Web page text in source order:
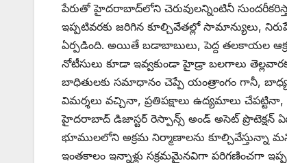
పేరుతో హైదరాబాద్‌లోని చెరువులన్నింటినీ
ఇప్పటివరకు జరిగిన కూల్చివేతల్లో సామాన్యులు,
ఏర్పడింది. అయితే బడాబాబులు, పెద్ద తలకాయల
నోటీసులు కూడా ఇవ్వకుండా హైడ్రా బలగాలు
బాధితులకు సమాధానం చెప్పే యంత్రాంగం గానీ,
విమర్శలు వచ్చినా, ప్రతిపక్షాలు ఉద్యమాలు చేపట్టినా,
హైదరాబాద్‌ ‌డిజాస్టర్‌ ‌రెస్పాన్స్ అం‌డ్‌ అసెట్‌ ‌ప్రొటెక్షన్‌
భూములలోని అక్రమ నిర్మాణాలను కూల్చివేస్తున్నా మని
ఇంతకాలం ఇన్నాళ్లు సక్రమమైనవిగా పరిగణించగా